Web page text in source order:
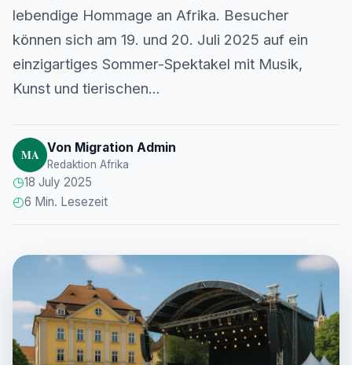
lebendige Hommage an Afrika. Besucher
können sich am 19. und 20. Juli 2025 auf ein
einzigartiges Sommer-Spektakel mit Musik,
Kunst und tierischen...
MA Von Migration Admin
Redaktion Afrika
◷18 July 2025
◴6 Min. Lesezeit